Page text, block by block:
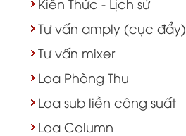
Tư vấn amply (cục đẩy)
Tư vấn mixer
Loa Phòng Thu
Loa sub liền công suất
Loa Column